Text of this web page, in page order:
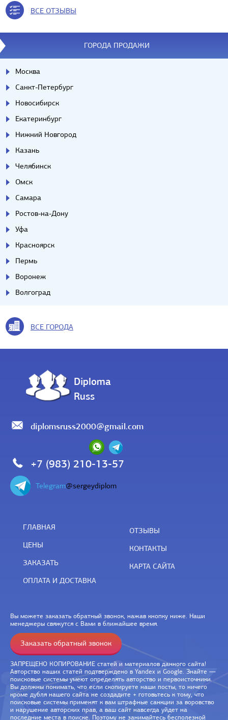
ВСЕ ОТЗЫВЫ
ГОРОДА ПРОДАЖИ
Москва
Санкт-Петербург
Новосибирск
Екатеринбург
Нижний Новгород
Казань
Челябинск
Омск
Самара
Ростов-на-Дону
Уфа
Красноярск
Пермь
Воронеж
Волгоград
ВСЕ ГОРОДА
Diploma
Russ
diplomsruss2000@gmail.com
+7 (983) 210-13-57
Telegram@sergeydiplom
ГЛАВНАЯ
ЦЕНЫ
ЗАКАЗАТЬ
ОПЛАТА И ДОСТАВКА
ОТЗЫВЫ
КОНТАКТЫ
КАРТА САЙТА
Вы можете заказать обратный звонок, нажав кнопку ниже. Наши
менеджеры свяжутся с Вами в ближайшее время.
Заказать обратный звонок
ЗАПРЕЩЕНО КОПИРОВАНИЕ статей и материалов данного сайта!
Авторство наших статей подтверждено в Yandex и Google. Знайте —
поисковые системы умеют определять авторство и первоисточники.
Вы должны понимать, что если скопируете наши посты, то ничего
кроме дубля нашего сайта не создадите + готовьтесь к тому, что
поисковые системы применят к вам штрафные санкции за воровство
и нарушение авторских прав, а ваш сайт навсегда уйдет на
последние места в поиске. Поэтому не занимайтесь бесполезной